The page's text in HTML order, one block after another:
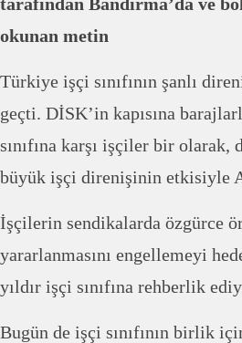
okunan metin
Türkiye işçi sınıfının şanlı
geçti. DİSK’in kapısına
sınıfına karşı işçiler bir
büyük işçi direnişinin etkisiyle
İşçilerin sendikalarda özgürce
yararlanmasını engellemeyi
yıldır işçi sınıfına rehberlik
Bugün de işçi sınıfının birlik